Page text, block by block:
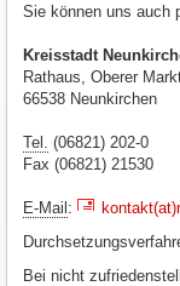
Sie können uns auch
Kreisstadt
Rathaus, Oberer
66538 Neunkirchen
Tel. (06821) 202-0
Fax (06821) 21530
E-Mail:
Bei nicht